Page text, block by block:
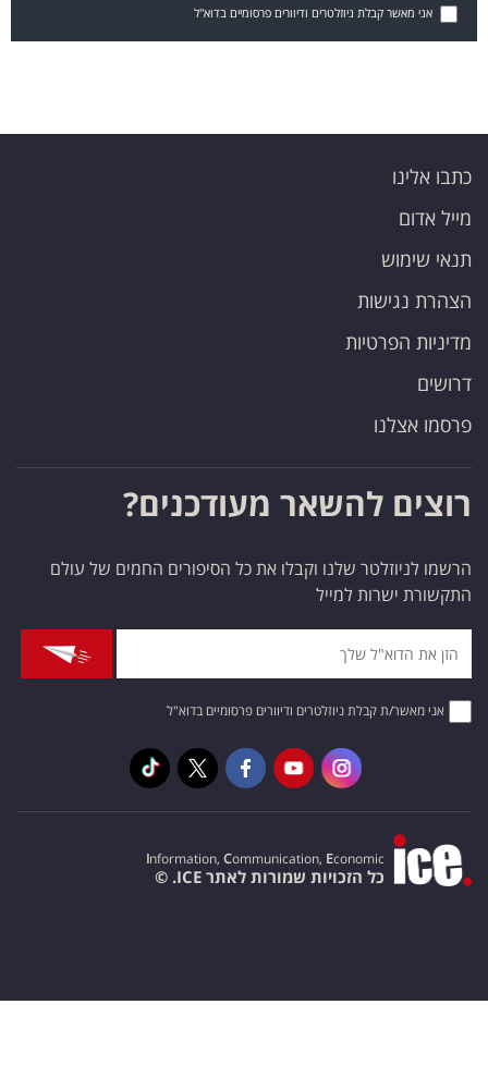
אני מאשר קבלת ניוזלטרים ודיוורים פרסומיים בדוא"ל
כתבו אלינו
מייל אדום
תנאי שימוש
הצהרת נגישות
מדיניות הפרטיות
דרושים
פרסמו אצלנו
רוצים להשאר מעודכנים?
הרשמו לניוזלטר שלנו וקבלו את כל הסיפורים החמים של עולם
התקשורת ישרות למייל
אני מאשר/ת קבלת ניוזלטרים ודיוורים פרסומיים בדוא"ל
Information, Communication, Economic
כל הזכויות שמורות לאתר ICE. ©